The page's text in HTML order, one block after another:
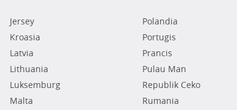
Jersey
Kroasia
Latvia
Lithuania
Luksemburg
Malta
Polandia
Portugis
Prancis
Pulau Man
Republik Ceko
Rumania